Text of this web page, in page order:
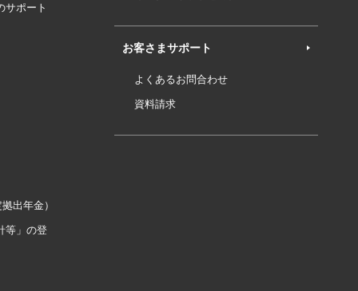
サポート
出年金）
等」の登
お客さまサポート
よくあるお問合わせ
資料請求